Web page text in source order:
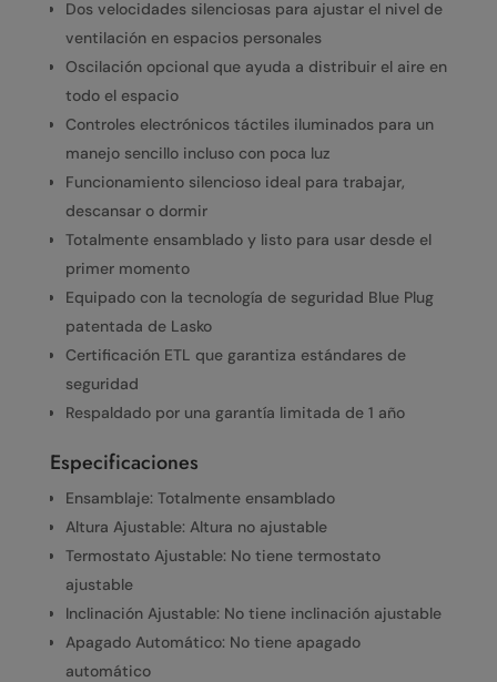
Dos velocidades silenciosas para ajustar el nivel de
ventilación en espacios personales
Oscilación opcional que ayuda a distribuir el aire en
todo el espacio
Controles electrónicos táctiles iluminados para un
manejo sencillo incluso con poca luz
Funcionamiento silencioso ideal para trabajar,
descansar o dormir
Totalmente ensamblado y listo para usar desde el
primer momento
Equipado con la tecnología de seguridad Blue Plug
patentada de Lasko
Certificación ETL que garantiza estándares de
seguridad
Respaldado por una garantía limitada de 1 año
Especificaciones
Ensamblaje: Totalmente ensamblado
Altura Ajustable: Altura no ajustable
Termostato Ajustable: No tiene termostato
ajustable
Inclinación Ajustable: No tiene inclinación ajustable
Apagado Automático: No tiene apagado
automático